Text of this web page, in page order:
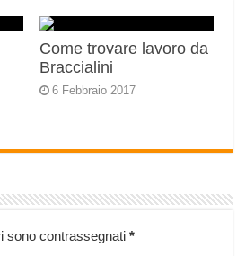
Come trovare lavoro da
Braccialini
6 Febbraio 2017
sono contrassegnati *